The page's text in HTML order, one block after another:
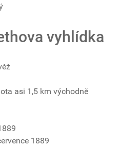
vyhlídka
asi 1,5 km východně
1889